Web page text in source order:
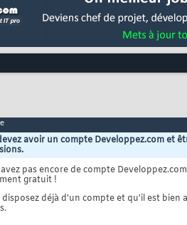
avoir un compte Developpez.com et
pas encore de compte
gratuit !
disposez déjà d'un compte et qu'il est bien